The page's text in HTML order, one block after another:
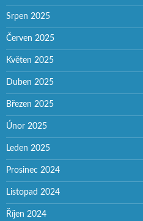
Srpen 2025
Červen 2025
Květen 2025
Duben 2025
Březen 2025
Únor 2025
Leden 2025
Prosinec 2024
Listopad 2024
Říjen 2024